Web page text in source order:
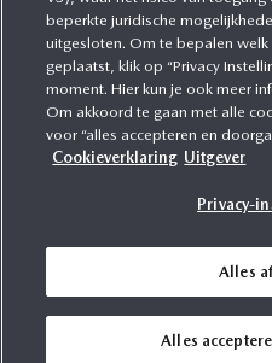
MEER ERVAREN
Voorwaarden
beperkte juridische
uitgesloten. Om te bepalen
geplaatst, klik op “Privacy
moment. Hier kun je ook meer
Om akkoord te gaan met alle
voor “alles accepteren en
Cookieverklaring Uitgever
Privacy-
Alles
Alles